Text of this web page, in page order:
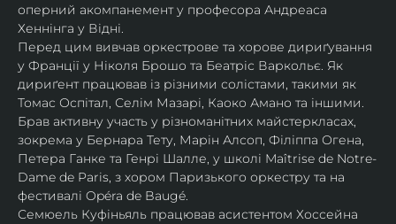
оперний акомпанемент у професора Андреаса
Хеннінга у Відні.
Перед цим вивчав оркестрове та хорове дириґування
у Франції у Ніколя Брошо та Беатріс Варкольє. Як
дириґент працював із різними солістами, такими як
Томас Оспітал, Селім Мазарі, Каоко Амано та іншими.
Брав активну участь у різноманітних майстеркласах,
зокрема у Бернара Тету, Марін Алсоп, Філіппа Огена,
Петера Ганке та Генрі Шалле, у школі Maîtrise de Notre-
Dame de Paris, з хором Паризького оркестру та на
фестивалі Opéra de Baugé.
Семюель Куфіньяль працював асистентом Хоссейна